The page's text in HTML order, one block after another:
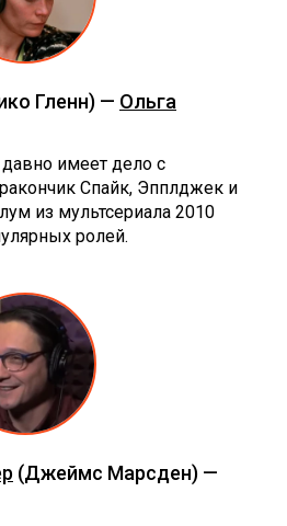
Гленн) — Ольга
имеет дело с
Спайк, Эпплджек и
из мультсериала 2010
ролей.
(Джеймс Марсден) —